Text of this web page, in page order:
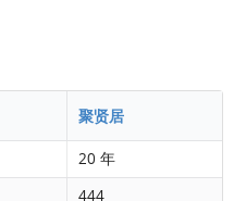
聚贤居
20 年
444